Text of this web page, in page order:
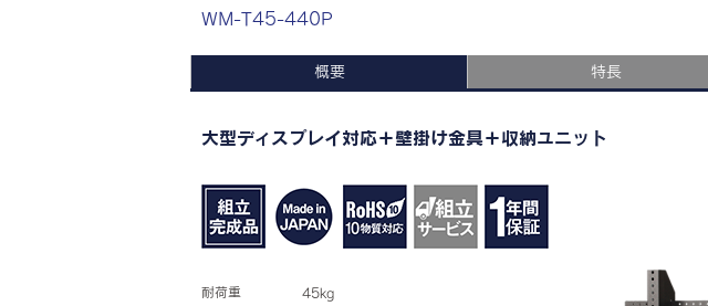
WM-T45-440P
概要 特長
大型ディスプレイ対応＋壁掛け金具＋収納ユニット
耐荷重
45kg